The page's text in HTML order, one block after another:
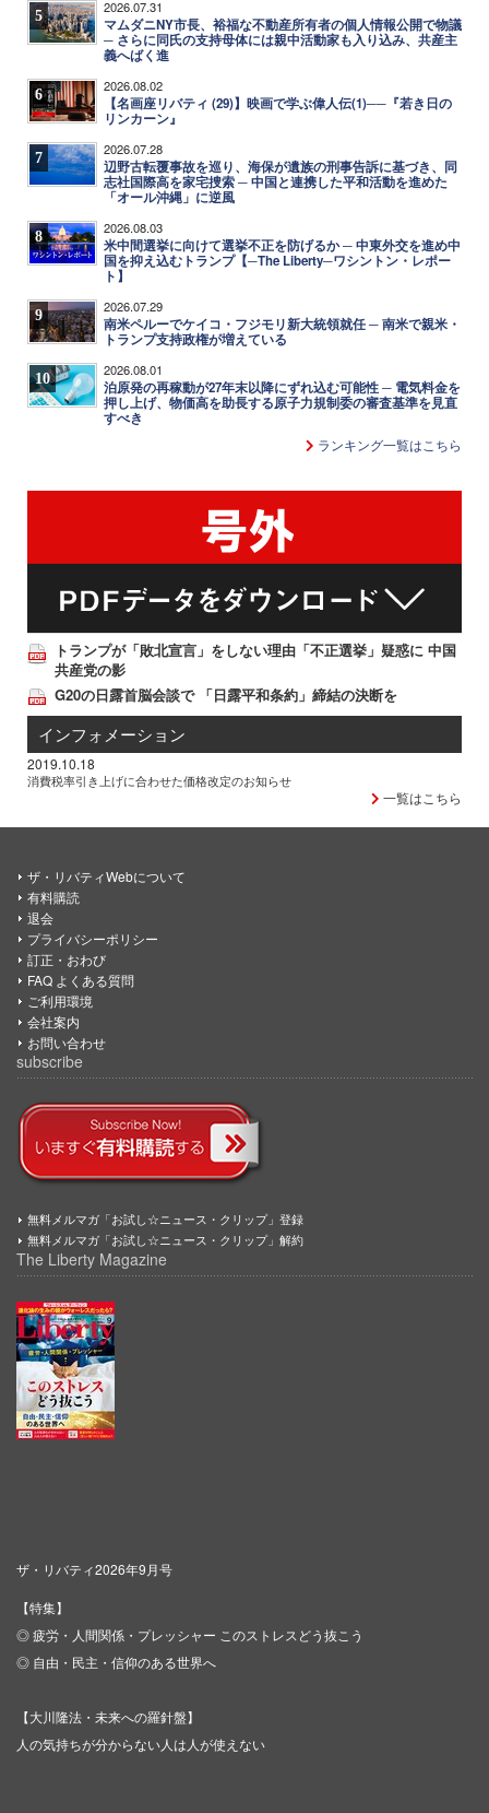
5 2026.07.31
マムダニNY市長、裕福な不動産所有者の個人情報公開で物議
─ さらに同氏の支持母体には親中活動家も入り込み、共産主
義へばく進
6 2026.08.02
【名画座リバティ (29)】映画で学ぶ偉人伝(1)──『若き日の
リンカーン』
7 2026.07.28
辺野古転覆事故を巡り、海保が遺族の刑事告訴に基づき、同
志社国際高を家宅捜索 ─ 中国と連携した平和活動を進めた
「オール沖縄」に逆風
8 2026.08.03
米中間選挙に向けて選挙不正を防げるか ─ 中東外交を進め中
国を抑え込むトランプ【─The Liberty─ワシントン・レポー
ト】
9 2026.07.29
南米ペルーでケイコ・フジモリ新大統領就任 ─ 南米で親米・
トランプ支持政権が増えている
10 2026.08.01
泊原発の再稼動が27年末以降にずれ込む可能性 ─ 電気料金を
押し上げ、物価高を助長する原子力規制委の審査基準を見直
すべき
ランキング一覧はこちら
トランプが「敗北宣言」をしない理由「不正選挙」疑惑に 中国
共産党の影
G20の日露首脳会談で 「日露平和条約」締結の決断を
インフォメーション
2019.10.18
消費税率引き上げに合わせた価格改定のお知らせ
一覧はこちら
ザ・リバティWebについて
有料購読
退会
プライバシーポリシー
訂正・おわび
FAQ よくある質問
ご利用環境
会社案内
お問い合わせ
subscribe
無料メルマガ「お試し☆ニュース・クリップ」登録
無料メルマガ「お試し☆ニュース・クリップ」解約
The Liberty Magazine
ザ・リバティ2026年9月号
【特集】
◎ 疲労・人間関係・プレッシャー このストレスどう抜こう
◎ 自由・民主・信仰のある世界へ
【大川隆法・未来への羅針盤】
人の気持ちが分からない人は人が使えない